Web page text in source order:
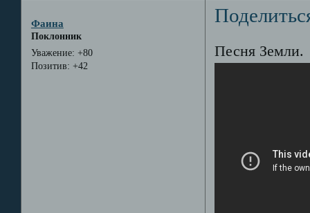
Фаина
Поклонник
Уважение: +80
Позитив: +42
Песня Земли.